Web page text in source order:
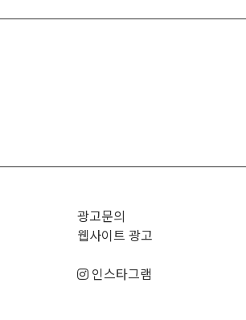
광고문의
웹사이트 광고
인스타그램